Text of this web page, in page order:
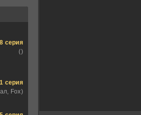
8 серия
()
1 серия
Fox)